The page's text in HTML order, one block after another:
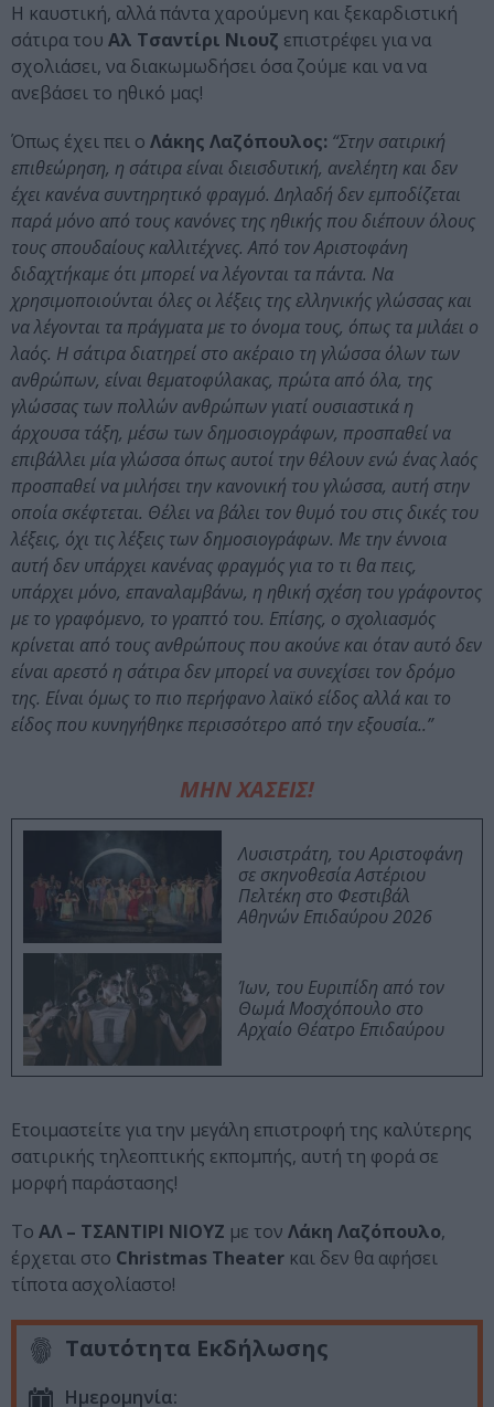
Η καυστική, αλλά πάντα χαρούμενη και ξεκαρδιστική
σάτιρα του Αλ Τσαντίρι Νιουζ επιστρέφει για να
σχολιάσει, να διακωμωδήσει όσα ζούμε και να να
ανεβάσει το ηθικό μας!
Όπως έχει πει ο Λάκης Λαζόπουλος: “Στην σατιρική
επιθεώρηση, η σάτιρα είναι διεισδυτική, ανελέητη και δεν
έχει κανένα συντηρητικό φραγμό. Δηλαδή δεν εμποδίζεται
παρά μόνο από τους κανόνες της ηθικής που διέπουν όλους
τους σπουδαίους καλλιτέχνες. Από τον Αριστοφάνη
διδαχτήκαμε ότι μπορεί να λέγονται τα πάντα. Να
χρησιμοποιούνται όλες οι λέξεις της ελληνικής γλώσσας και
να λέγονται τα πράγματα με το όνομα τους, όπως τα μιλάει ο
λαός. Η σάτιρα διατηρεί στο ακέραιο τη γλώσσα όλων των
ανθρώπων, είναι θεματοφύλακας, πρώτα από όλα, της
γλώσσας των πολλών ανθρώπων γιατί ουσιαστικά η
άρχουσα τάξη, μέσω των δημοσιογράφων, προσπαθεί να
επιβάλλει μία γλώσσα όπως αυτοί την θέλουν ενώ ένας λαός
προσπαθεί να μιλήσει την κανονική του γλώσσα, αυτή στην
οποία σκέφτεται. Θέλει να βάλει τον θυμό του στις δικές του
λέξεις, όχι τις λέξεις των δημοσιογράφων. Με την έννοια
αυτή δεν υπάρχει κανένας φραγμός για το τι θα πεις,
υπάρχει μόνο, επαναλαμβάνω, η ηθική σχέση του γράφοντος
με το γραφόμενο, το γραπτό του. Επίσης, ο σχολιασμός
κρίνεται από τους ανθρώπους που ακούνε και όταν αυτό δεν
είναι αρεστό η σάτιρα δεν μπορεί να συνεχίσει τον δρόμο
της. Είναι όμως το πιο περήφανο λαϊκό είδος αλλά και το
είδος που κυνηγήθηκε περισσότερο από την εξουσία..”
ΜΗΝ ΧΑΣΕΙΣ!
Λυσιστράτη, του Αριστοφάνη
σε σκηνοθεσία Αστέριου
Πελτέκη στο Φεστιβάλ
Αθηνών Επιδαύρου 2026
Ίων, του Ευριπίδη από τον
Θωμά Μοσχόπουλο στο
Αρχαίο Θέατρο Επιδαύρου
Ετοιμαστείτε για την μεγάλη επιστροφή της καλύτερης
σατιρικής τηλεοπτικής εκπομπής, αυτή τη φορά σε
μορφή παράστασης!
Το ΑΛ – ΤΣΑΝΤΙΡΙ ΝΙΟΥΖ με τον Λάκη Λαζόπουλο,
έρχεται στο Christmas Theater και δεν θα αφήσει
τίποτα ασχολίαστο!
Ταυτότητα Εκδήλωσης
Ημερομηνία: